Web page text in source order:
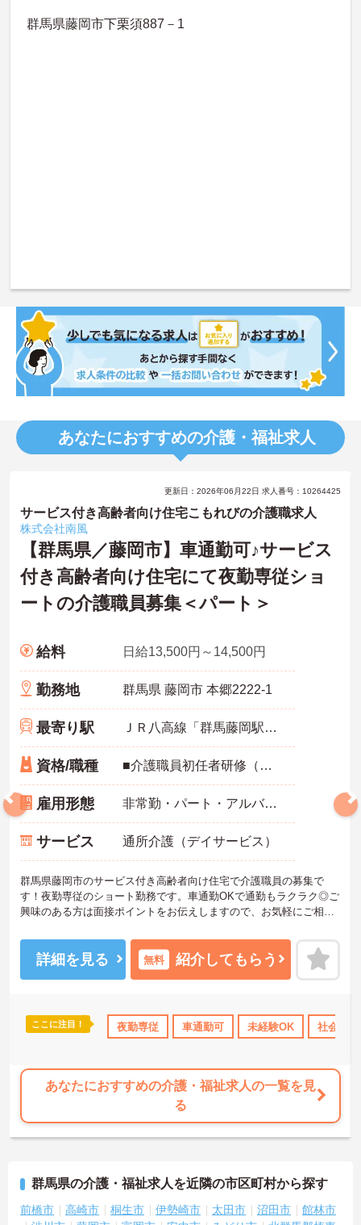
群馬県藤岡市下栗須887－1
あなたにおすすめの介護・福祉求人
ス・賞与あり 社会保険完備 交通費支給
更新日：2026年06月22日 求人番号：10264425
サービス付き高齢者向け住宅こもれびの介護職求人
株式会社南風
【群馬県／藤岡市】車通勤可♪サービス
付き高齢者向け住宅にて夜勤専従ショ
ートの介護職員募集＜パート＞
給料 日給13,500円～14,500円
勤務地 群馬県 藤岡市 本郷2222-1
最寄り駅 ＪＲ八高線「群馬藤岡駅」バス・車15分
資格/職種 ■介護職員初任者研修（ヘルパー2級）以上必須
雇用形態 非常勤・パート・アルバイト
サービス 通所介護（デイサービス）
群馬県藤岡市のサービス付き高齢者向け住宅で介護職員の募集で
す！夜勤専従のショート勤務です。車通勤OKで通勤もラクラク◎ご
興味のある方は面接ポイントをお伝えしますので、お気軽にご相談
詳細を見る 無料 紹介してもらう
ここに注目！ 夜勤専従 車通勤可 未経験OK 社会保
あなたにおすすめの介護・福祉求人の一覧を見
る
群馬県の介護・福祉求人を近隣の市区町村から探す
前橋市 高崎市 桐生市 伊勢崎市 太田市 沼田市
館林市